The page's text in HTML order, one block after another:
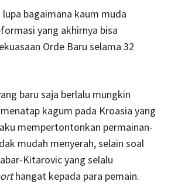
bagaimana kaum muda
yang akhirnya bisa
Orde Baru selama 32
baru saja berlalu mungkin
kagum pada Kroasia yang
mempertontonkan permainan-
mudah menyerah, selain soal
Kitarovic yang selalu
hangat kepada para pemain.